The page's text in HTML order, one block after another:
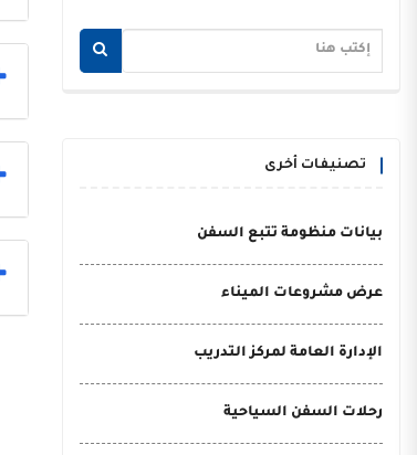
تصنيفات أخرى
بيانات منظومة تتبع السفن
عرض مشروعات الميناء
الإدارة العامة لمركز التدريب
رحلات السفن السياحية